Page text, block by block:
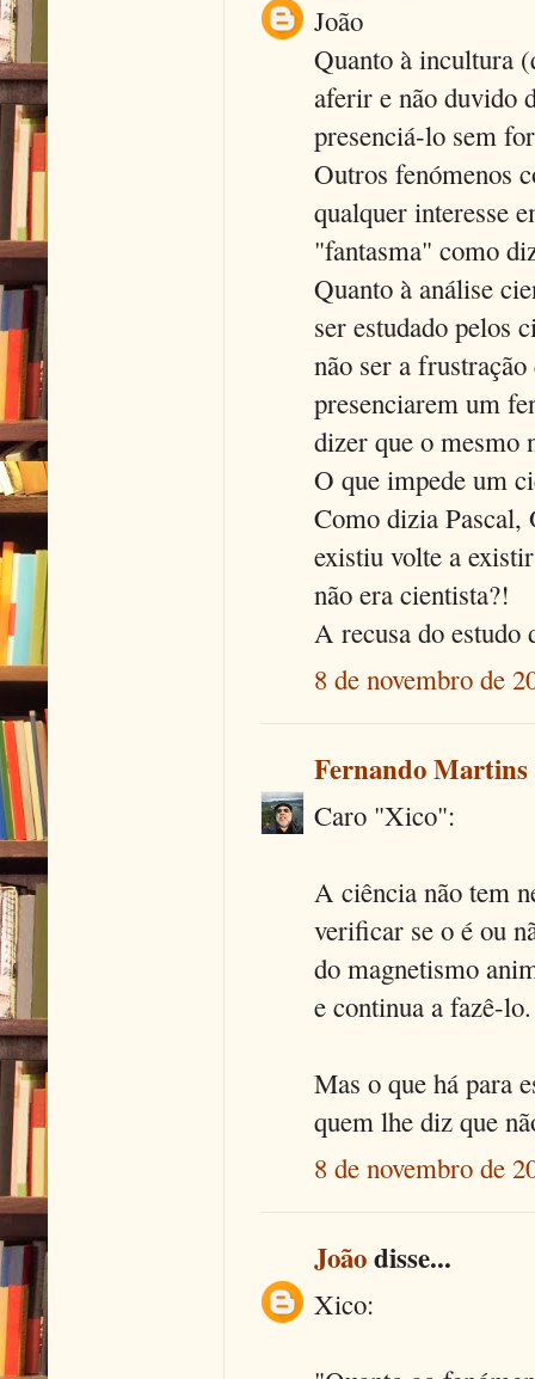
João
Quanto à incultura
aferir e não duvido
presenciá-lo sem
Outros fenómenos
qualquer interesse
"fantasma" como
Quanto à análise
ser estudado pelos
não ser a
presenciarem um
dizer que o mesmo
O que impede um
Como dizia Pascal,
existiu volte a
não era cientista?!
A recusa do estudo
8 de novembro de
Fernando Martins
Caro "Xico":
A ciência não tem
verificar se o é ou
do magnetismo
e continua a fazê-lo.
Mas o que há para
quem lhe diz que
8 de novembro de
Joãodisse...
Xico: